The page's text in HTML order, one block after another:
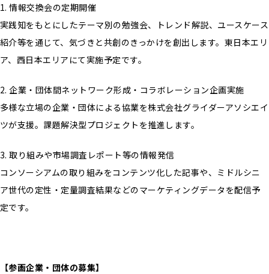
1. 情報交換会の定期開催
実践知をもとにしたテーマ別の勉強会、トレンド解説、ユースケース
紹介等を通じて、気づきと共創のきっかけを創出します。東日本エリ
ア、西日本エリアにて実施予定です。
2. 企業・団体間ネットワーク形成・コラボレーション企画実施
多様な立場の企業・団体による協業を株式会社グライダーアソシエイ
ツが支援。課題解決型プロジェクトを推進します。
3. 取り組みや市場調査レポート等の情報発信
コンソーシアムの取り組みをコンテンツ化した記事や、ミドルシニ
ア世代の定性・定量調査結果などのマーケティングデータを配信予
定です。
【参画企業・団体の募集】